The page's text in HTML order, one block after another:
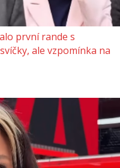
první rande s
ale vzpomínka na